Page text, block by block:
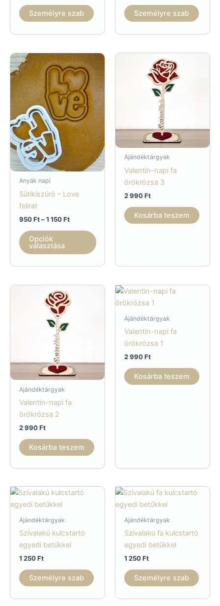
Személyre szab Személyre szab
Anyák napi
Sütikiszúró – Love
felirat
950Ft – 1 150FtÁrtartomány:
150 Ft
Opciók
választása
a
több
változatok
termékoldalon
ki
Ajándéktárgyak
Valentin-napi fa
örökrózsa 3
2 990Ft
Kosárba teszem
Ajándéktárgyak
Valentin-napi fa
örökrózsa 2
2 990Ft
Kosárba teszem
Ajándéktárgyak
Valentin-napi fa
örökrózsa 1
2 990Ft
Kosárba teszem
Ajándéktárgyak
Szívalakú kulcstartó
egyedi betűkkel
1 250Ft
Személyre szab
Ajándéktárgyak
Szívalakú fa kulcstartó
egyedi betűkkel
1 250Ft
Személyre szab